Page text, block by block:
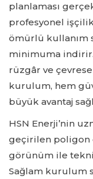
planlaması
profesyonel
ömürlü kullanım
minimuma
rüzgâr ve
kurulum, hem
büyük avantaj
HSN Enerji’nin
geçirilen poligon
görünüm ile
Sağlam kurulum